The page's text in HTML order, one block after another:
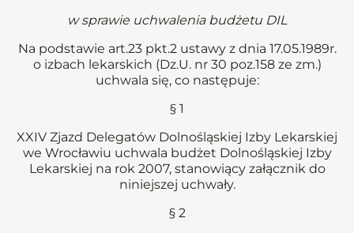
w sprawie uchwalenia budżetu DIL
Na podstawie art.23 pkt.2 ustawy z dnia 17.05.1989r.
o izbach lekarskich (Dz.U. nr 30 poz.158 ze zm.)
uchwala się, co następuje:
§ 1
XXIV Zjazd Delegatów Dolnośląskiej Izby Lekarskiej
we Wrocławiu uchwala budżet Dolnośląskiej Izby
Lekarskiej na rok 2007, stanowiący załącznik do
niniejszej uchwały.
§ 2